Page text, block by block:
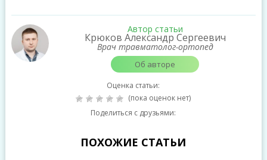
Автор статьи
Крюков Александр Сергеевич
Врач травматолог-ортопед
Об авторе
Оценка статьи:
(пока оценок нет)
Поделиться с друзьями:
ПОХОЖИЕ СТАТЬИ